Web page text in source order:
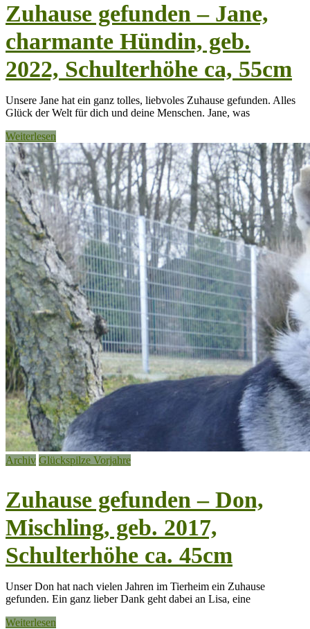
Zuhause gefunden – Jane,
charmante Hündin, geb.
2022, Schulterhöhe ca, 55cm
Unsere Jane hat ein ganz tolles, liebvoles Zuhause gefunden. Alles
Glück der Welt für dich und deine Menschen. Jane, was
Weiterlesen
Archiv Glückspilze Vorjahre
Zuhause gefunden – Don,
Mischling, geb. 2017,
Schulterhöhe ca. 45cm
Unser Don hat nach vielen Jahren im Tierheim ein Zuhause
gefunden. Ein ganz lieber Dank geht dabei an Lisa, eine
Weiterlesen